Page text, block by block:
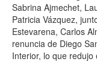
Sabrina Ajmechet,
Patricia Vázquez,
Estevarena, Carlos
renuncia de Diego
Interior, lo que